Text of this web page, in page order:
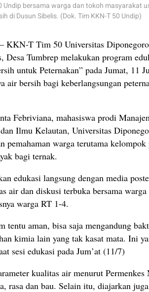
Undip bersama warga dan tokoh masyarakat
di Dusun Sibelis. (Dok. Tim KKN-T 50 Undip)
KKN-T Tim 50 Universitas
Tumbrep melakukan program
untuk Peternakan” pada Jumat, 11
air bersih bagi keberlangsungan
Febriviana, mahasiswa prodi
Ilmu Kelautan, Universitas
pemahaman warga terutama kelompok
bagi ternak.
edukasi langsung dengan media
air dan diskusi terbuka bersama
warga RT 1-4.
tentu aman, bisa saja mengandung
kimia lain yang tak kasat mata. Ini
sesi edukasi pada Jum’at (11/7)
kualitas air menurut Permenkes
rasa dan bau. Selain itu, diajarkan